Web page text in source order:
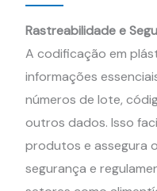
Rastreabilidade e
A codificação em
informações
números de lote,
outros dados. Isso
produtos e assegura
segurança e